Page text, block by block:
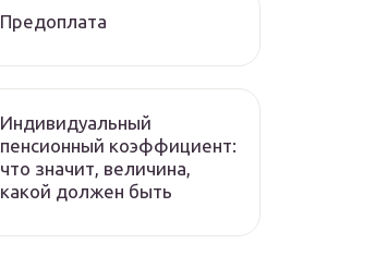
Предоплата
Индивидуальный
пенсионный коэффициент:
что значит, величина,
какой должен быть